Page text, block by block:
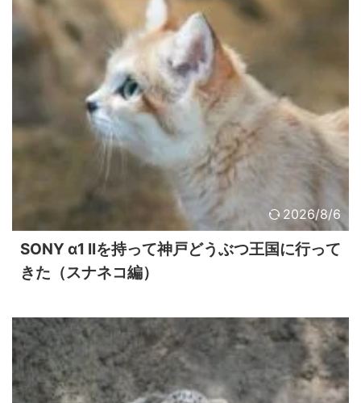
2026/8/6
SONY α1 IIを持って神戸どうぶつ王国に行って
きた（スナネコ編）